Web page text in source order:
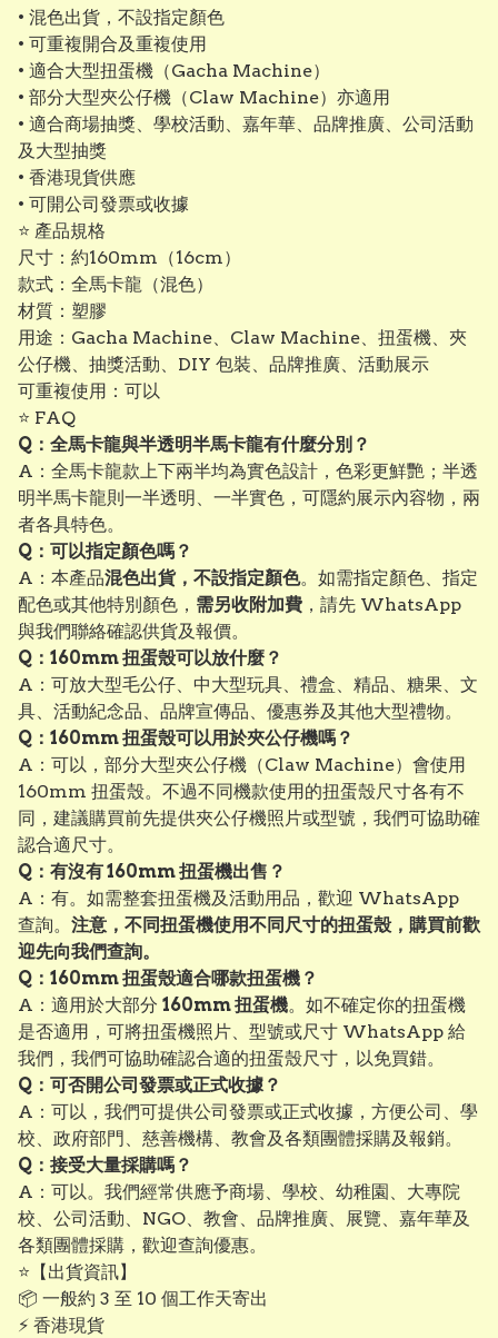
• 混色出貨，不設指定顏色
• 可重複開合及重複使用
• 適合大型扭蛋機（Gacha Machine）
• 部分大型夾公仔機（Claw Machine）亦適用
• 適合商場抽獎、學校活動、嘉年華、品牌推廣、公司活動
及大型抽獎
• 香港現貨供應
• 可開公司發票或收據
⭐ 產品規格
尺寸：約160mm（16cm）
款式：全馬卡龍（混色）
材質：塑膠
用途：Gacha Machine、Claw Machine、扭蛋機、夾
公仔機、抽獎活動、DIY 包裝、品牌推廣、活動展示
可重複使用：可以
⭐ FAQ
Q：全馬卡龍與半透明半馬卡龍有什麼分別？
A：全馬卡龍款上下兩半均為實色設計，色彩更鮮艷；半透
明半馬卡龍則一半透明、一半實色，可隱約展示內容物，兩
者各具特色。
Q：可以指定顏色嗎？
A：本產品混色出貨，不設指定顏色。如需指定顏色、指定
配色或其他特別顏色， 需另收附加費 ，請先 WhatsApp
與我們聯絡確認供貨及報價。
Q：160mm 扭蛋殼可以放什麼？
A：可放大型毛公仔、中大型玩具、禮盒、精品、糖果、文
具、活動紀念品、品牌宣傳品、優惠券及其他大型禮物。
Q：160mm 扭蛋殼可以用於夾公仔機嗎？
A：可以，部分大型夾公仔機（Claw Machine）會使用
160mm 扭蛋殼。不過不同機款使用的扭蛋殼尺寸各有不
同，建議購買前先提供夾公仔機照片或型號，我們可協助確
認合適尺寸。
Q：有沒有 160mm 扭蛋機出售？
A：有。如需整套扭蛋機及活動用品，歡迎 WhatsApp
查詢。 注意，不同扭蛋機使用不同尺寸的扭蛋殼，購買前歡
迎先向我們查詢。
Q：160mm 扭蛋殼適合哪款扭蛋機？
A：適用於大部分 160mm 扭蛋機。如不確定你的扭蛋機
是否適用，可將扭蛋機照片、型號或尺寸 WhatsApp 給
我們，我們可協助確認合適的扭蛋殼尺寸，以免買錯。
Q：可否開公司發票或正式收據？
A：可以，我們可提供公司發票或正式收據，方便公司、學
校、政府部門、慈善機構、教會及各類團體採購及報銷。
Q：接受大量採購嗎？
A：可以。我們經常供應予商場、學校、幼稚園、大專院
校、公司活動、NGO、教會、品牌推廣、展覽、嘉年華及
各類團體採購，歡迎查詢優惠。
⭐【出貨資訊】
📦 一般約 3 至 10 個工作天寄出
⚡ 香港現貨